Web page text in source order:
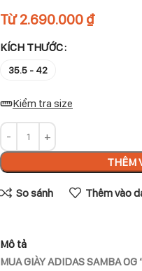
Từ2.690.000 ₫
KÍCH THƯỚC
35.5 - 42
Kiểm tra size
THÊM
So sánh Thêm vào
Mô tả
MUA GIÀY ADIDAS SAMBA